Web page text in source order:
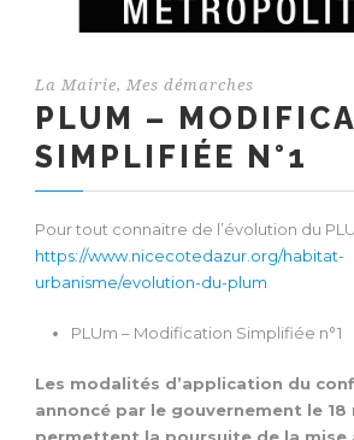
La Mairie, Mes démarches
PLUM –
SIMPLIFIÉE N°1
Pour tout connaitre de l’évolution du
https://www.nicecotedazur.org/habitat-
urbanisme/evolution-du-plum
PLUm – Modification Simplifiée n°1
Les modalités d’application du
annoncé par le gouvernement le 18